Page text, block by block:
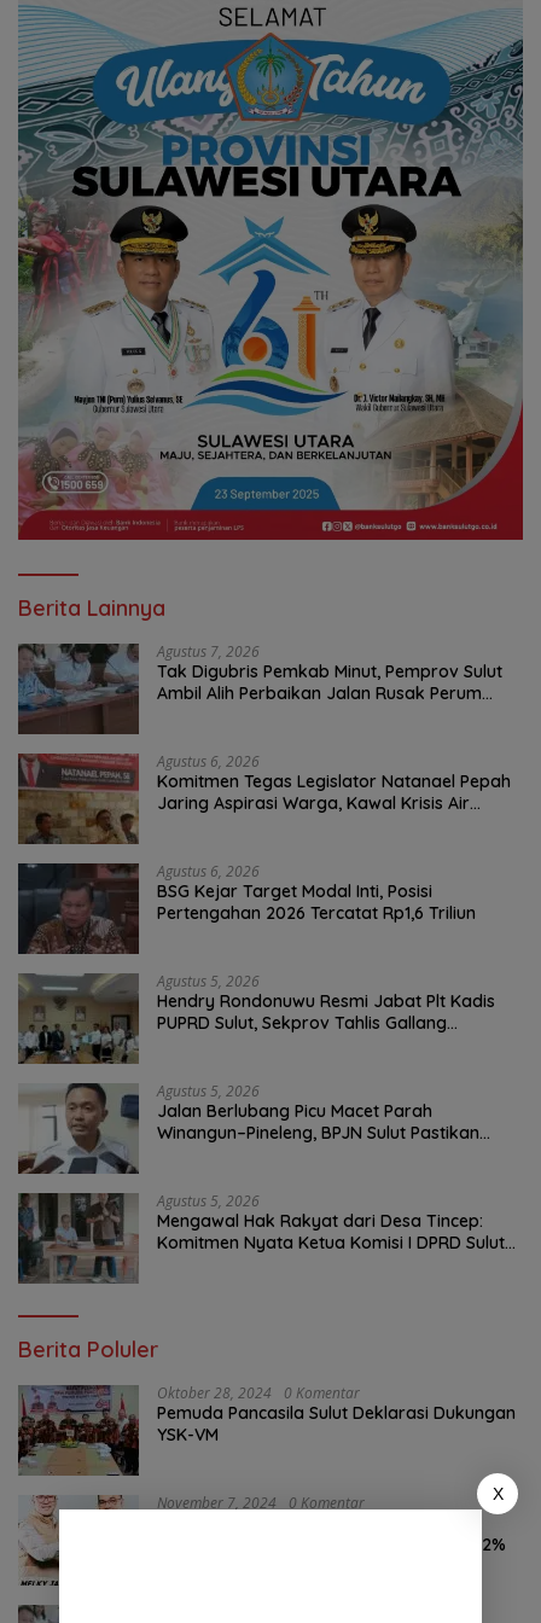
Berita Lainnya
Agustus 7, 2026
Tak Digubris Pemkab Minut, Pemprov Sulut
Ambil Alih Perbaikan Jalan Rusak Perum
Agustus 6, 2026
Komitmen Tegas Legislator Natanael Pepah
Jaring Aspirasi Warga, Kawal Krisis Air
Agustus 6, 2026
BSG Kejar Target Modal Inti, Posisi
Pertengahan 2026 Tercatat Rp1,6 Triliun
Agustus 5, 2026
Hendry Rondonuwu Resmi Jabat Plt Kadis
PUPRD Sulut, Sekprov Tahlis Gallang
Agustus 5, 2026
Jalan Berlubang Picu Macet Parah
Winangun–Pineleng, BPJN Sulut Pastikan
Agustus 5, 2026
Mengawal Hak Rakyat dari Desa Tincep:
Komitmen Nyata Ketua Komisi I DPRD Sulut
Berita Poluler
Oktober 28, 2024 0 Komentar
Pemuda Pancasila Sulut Deklarasi Dukungan
YSK-VM
November 7, 2024 0 Komentar
46,74% Kalahkan Petahana JG-KWL 27,62%
X